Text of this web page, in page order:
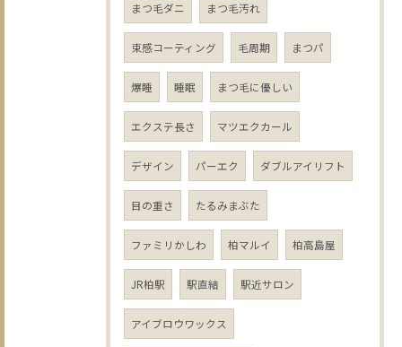
まつ毛ダニ まつ毛汚れ
束感コーティング 毛周期 まつパ
爆睡 睡眠 まつ毛に優しい
エクステ長さ マツエクカール
デザイン パーエク ダブルアイリフト
目の重さ たるみまぶた
ファミリかしわ 柏マルイ 柏高島屋
JR柏駅 駅直結 駅近サロン
アイブロウワックス